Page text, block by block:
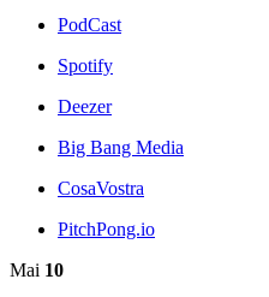
PodCast
Spotify
Deezer
Big Bang Media
CosaVostra
PitchPong.io
Mai 10